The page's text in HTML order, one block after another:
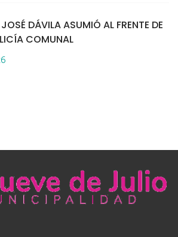
DÁVILA ASUMIÓ AL FRENTE DE
COMUNAL